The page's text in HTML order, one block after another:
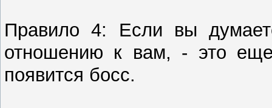
Правило 4: Если вы
отношению к вам, - это
появится босс.